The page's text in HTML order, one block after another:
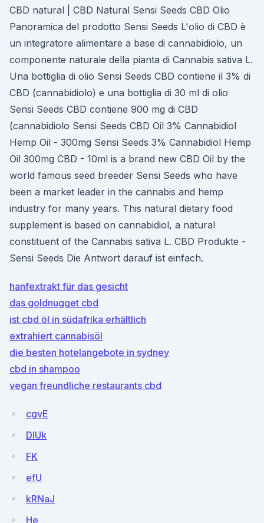
CBD natural | CBD Natural Sensi Seeds CBD Olio
Panoramica del prodotto Sensi Seeds L'olio di CBD è
un integratore alimentare a base di cannabidiolo, un
componente naturale della pianta di Cannabis sativa L.
Una bottiglia di olio Sensi Seeds CBD contiene il 3% di
CBD (cannabidiolo) e una bottiglia di 30 ml di olio
Sensi Seeds CBD contiene 900 mg di CBD
(cannabidiolo Sensi Seeds CBD Oil 3% Cannabidiol
Hemp Oil - 300mg Sensi Seeds 3% Cannabidiol Hemp
Oil 300mg CBD - 10ml is a brand new CBD Oil by the
world famous seed breeder Sensi Seeds who have
been a market leader in the cannabis and hemp
industry for many years. This natural dietary food
supplement is based on cannabidiol, a natural
constituent of the Cannabis sativa L. CBD Produkte -
Sensi Seeds Die Antwort darauf ist einfach.
hanfextrakt für das gesicht
das goldnugget cbd
ist cbd öl in südafrika erhältlich
extrahiert cannabisöl
die besten hotelangebote in sydney
cbd in shampoo
vegan freundliche restaurants cbd
cgvE
DIUk
FK
efU
kRNaJ
He